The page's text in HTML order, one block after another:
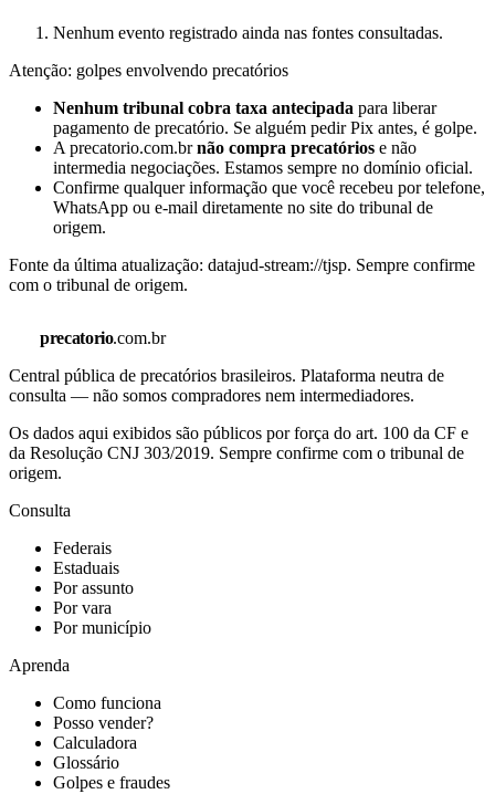
Nenhum evento registrado ainda nas fontes consultadas.
Atenção: golpes envolvendo precatórios
Nenhum tribunal cobra taxa antecipada para liberar
pagamento de precatório. Se alguém pedir Pix antes, é golpe.
A precatorio.com.brnão compra precatórios e não
intermedia negociações. Estamos sempre no domínio oficial.
Confirme qualquer informação que você recebeu por telefone,
WhatsApp ou e-mail diretamente no site do tribunal de
origem.
Fonte da última atualização: datajud-stream://tjsp. Sempre confirme
com o tribunal de origem.
precatorio.com.br
Central pública de precatórios brasileiros. Plataforma neutra de
consulta — não somos compradores nem intermediadores.
Os dados aqui exibidos são públicos por força do art. 100 da CF e
da Resolução CNJ 303/2019. Sempre confirme com o tribunal de
origem.
Consulta
Federais
Estaduais
Por assunto
Por vara
Por município
Aprenda
Como funciona
Posso vender?
Calculadora
Glossário
Golpes e fraudes